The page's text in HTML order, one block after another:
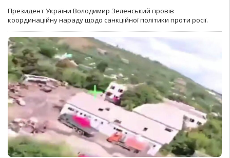
Президент України Володимир Зеленський провів
координаційну нараду щодо санкційної політики проти росії.